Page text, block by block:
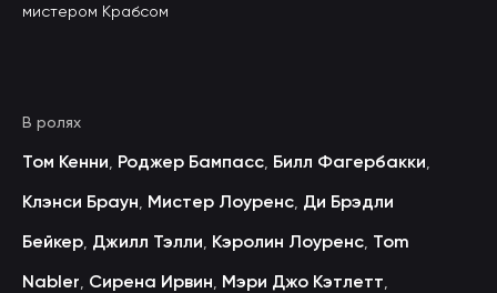
мистером Крабсом
В ролях
Том Кенни Роджер Бампасс Билл Фагербакки
Клэнси Браун Мистер Лоуренс Ди Брэдли
Бейкер Джилл Тэлли Кэролин Лоуренс Tom
Nabler Сирена Ирвин Мэри Джо Кэтлетт